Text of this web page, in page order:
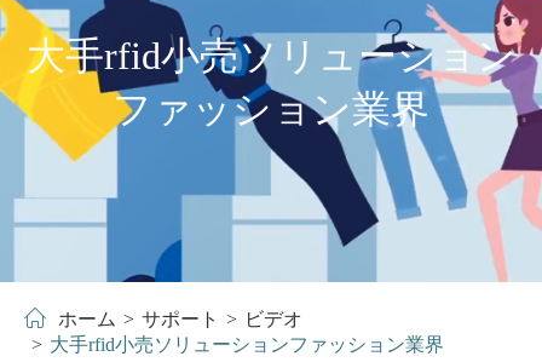
大手rfid小売ソリューション
ファッション業界
ホーム サポート
ビデオ
大手rfid小売ソリューションファッション業界